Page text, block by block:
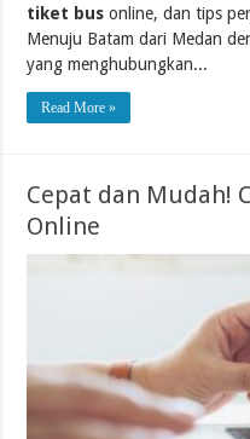
tiket bus online, dan tips
Menuju Batam dari Medan
yang menghubungkan...
Read More »
Cepat dan Mudah!
Online